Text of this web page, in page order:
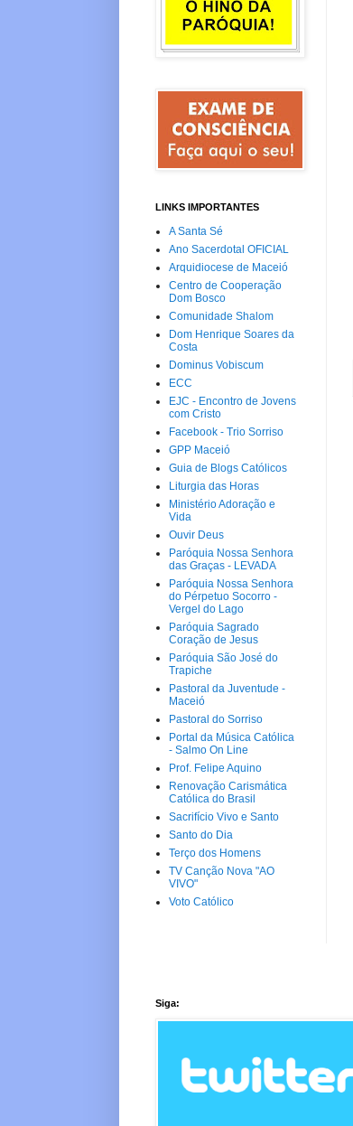
LINKS IMPORTANTES
A Santa Sé
Ano Sacerdotal OFICIAL
Arquidiocese de Maceió
Centro de Cooperação
Dom Bosco
Comunidade Shalom
Dom Henrique Soares da
Costa
Dominus Vobiscum
ECC
EJC - Encontro de Jovens
com Cristo
Facebook - Trio Sorriso
GPP Maceió
Guia de Blogs Católicos
Liturgia das Horas
Ministério Adoração e
Vida
Ouvir Deus
Paróquia Nossa Senhora
das Graças - LEVADA
Paróquia Nossa Senhora
do Pérpetuo Socorro -
Vergel do Lago
Paróquia Sagrado
Coração de Jesus
Paróquia São José do
Trapiche
Pastoral da Juventude -
Maceió
Pastoral do Sorriso
Portal da Música Católica
- Salmo On Line
Prof. Felipe Aquino
Renovação Carismática
Católica do Brasil
Sacrifício Vivo e Santo
Santo do Dia
Terço dos Homens
TV Canção Nova "AO
VIVO"
Voto Católico
Siga: